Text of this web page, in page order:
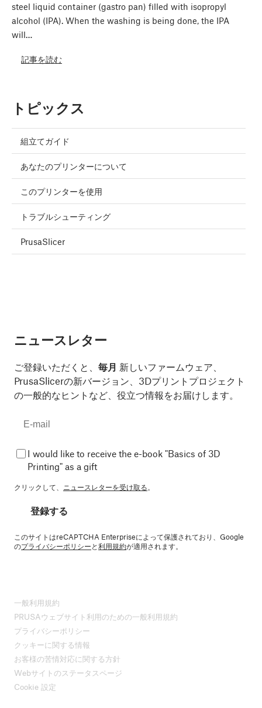
steel liquid container (gastro pan) filled with isopropyl
alcohol (IPA). When the washing is being done, the IPA
will…
記事を読む
トピックス
組立てガイド
あなたのプリンターについて
このプリンターを使用
トラブルシューティング
PrusaSlicer
ニュースレター
ご登録いただくと、 毎月 新しいファームウェア、
PrusaSlicerの新バージョン、3Dプリントプロジェクト
の一般的なヒントなど、役立つ情報をお届けします。
I would like to receive the e-book "Basics of 3D
Printing" as a gift
クリックして、 ニュースレターを受け取る。
登録する
このサイトはreCAPTCHA Enterpriseによって保護されており、Google
のプライバシーポリシーと利用規約が適用されます。
一般利用規約
PRUSAウェブサイト利用のための一般利用規約
プライバシーポリシー
クッキーに関する情報
お客様の苦情対応に関する方針
Webサイトのステータスページ
Cookie 設定